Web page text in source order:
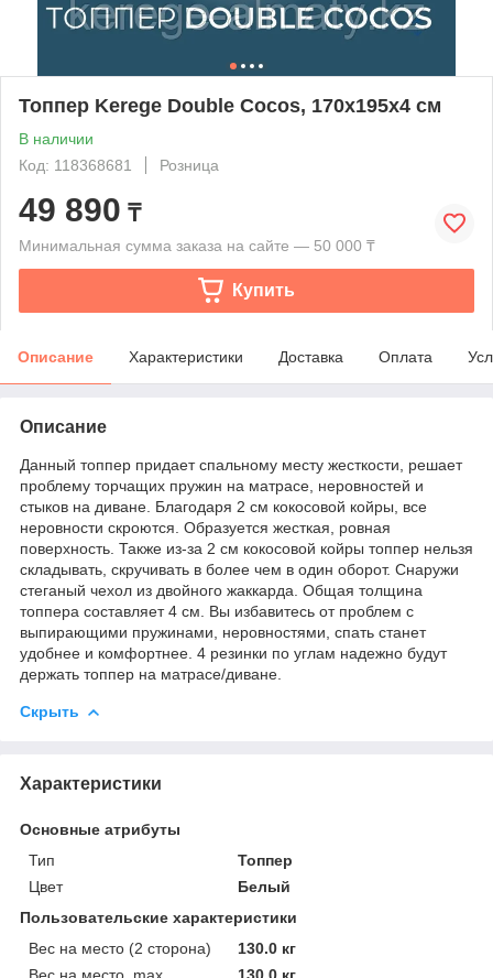
Топпер Kerege Double Cocos, 170x195x4 см
В наличии
Код: 118368681
Розница
49 890 ₸
Минимальная сумма заказа на сайте — 50 000 ₸
Купить
Описание Характеристики Доставка Оплата
Описание
Данный топпер придает спальному месту жесткости, решает
проблему торчащих пружин на матрасе, неровностей и
стыков на диване. Благодаря 2 см кокосовой койры, все
неровности скроются. Образуется жесткая, ровная
поверхность. Также из-за 2 см кокосовой койры топпер нельзя
складывать, скручивать в более чем в один оборот. Снаружи
стеганый чехол из двойного жаккарда. Общая толщина
топпера составляет 4 см. Вы избавитесь от проблем с
выпирающими пружинами, неровностями, спать станет
удобнее и комфортнее. 4 резинки по углам надежно будут
держать топпер на матрасе/диване.
Скрыть
Характеристики
Основные атрибуты
Тип
Топпер
Цвет
Белый
Пользовательские характеристики
Вес на место (2 сторона)
130.0 кг
Вес на место, max.
130.0 кг